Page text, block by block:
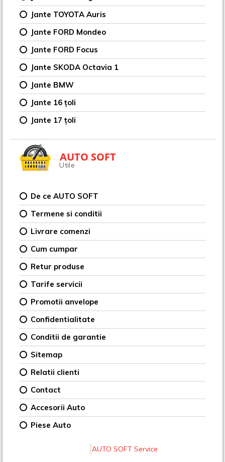
Jante TOYOTA Auris
Jante FORD Mondeo
Jante FORD Focus
Jante SKODA Octavia 1
Jante BMW
Jante 16 țoli
Jante 17 țoli
AUTO SOFT
Utile
De ce AUTO SOFT
Termene si conditii
Livrare comenzi
Cum cumpar
Retur produse
Tarife servicii
Promotii anvelope
Confidentialitate
Conditii de garantie
Sitemap
Relatii clienti
Contact
Accesorii Auto
Piese Auto
AUTO SOFT Service